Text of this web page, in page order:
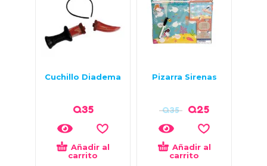
Cuchillo Diadema
Q35
Añadir al
carrito
Pizarra Sirenas
Q35 Q25
Añadir al
carrito